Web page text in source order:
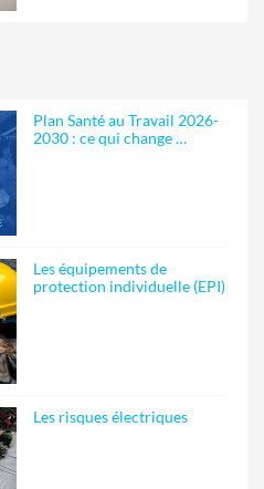
Plan Santé au Travail 2026-
2030 : ce qui change …
Les équipements de
protection individuelle (EPI)
Les risques électriques